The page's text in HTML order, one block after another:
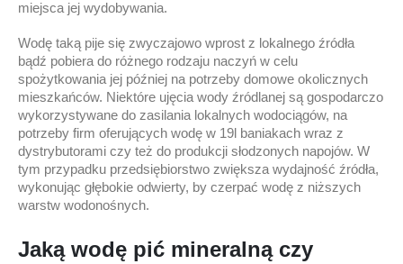
miejsca jej wydobywania.
Wodę taką pije się zwyczajowo wprost z lokalnego źródła
bądź pobiera do różnego rodzaju naczyń w celu
spożytkowania jej później na potrzeby domowe okolicznych
mieszkańców. Niektóre ujęcia wody źródlanej są gospodarczo
wykorzystywane do zasilania lokalnych wodociągów, na
potrzeby firm oferujących wodę w 19l baniakach wraz z
dystrybutorami czy też do produkcji słodzonych napojów. W
tym przypadku przedsiębiorstwo zwiększa wydajność źródła,
wykonując głębokie odwierty, by czerpać wodę z niższych
warstw wodonośnych.
Jaką wodę pić mineralną czy